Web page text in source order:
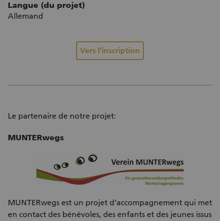
Langue (du projet)
Allemand
Vers l’inscription
Le partenaire de notre projet:
MUNTERwegs
MUNTERwegs est un projet d’accompagnement qui met
en contact des bénévoles, des enfants et des jeunes issus